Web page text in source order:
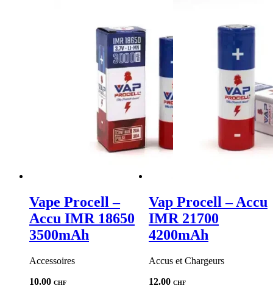
ancien
Vape Procell –
Accu IMR 18650
3500mAh
Accessoires
10.00 CHF
Vap Procell – Accu
IMR 21700
4200mAh
Accus et Chargeurs
12.00 CHF